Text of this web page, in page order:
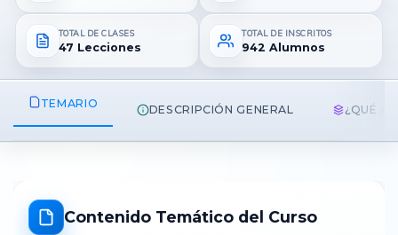
Recursos Humanos
TOTAL DE CLASES
47 Lecciones
TOTAL DE INSCRITOS
942 Alumnos
TEMARIO DESCRIPCIÓN GENERAL ¿QUÉ
Contenido Temático del Curso